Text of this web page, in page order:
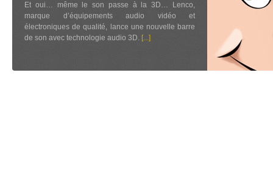
Et oui… même le son passe à la 3D… Lenco,
marque d’équipements audio vidéo et
électroniques de qualité, lance une nouvelle barre
de son avec technologie audio 3D. [...]